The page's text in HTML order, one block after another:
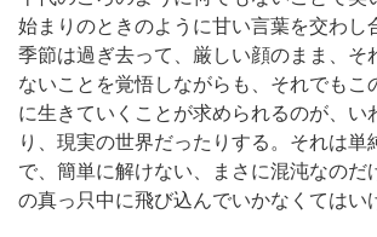
始まりのときのように甘い言葉を交わし
季節は過ぎ去って、厳しい顔のまま、そ
ないことを覚悟しながらも、それでもこ
に生きていくことが求められるのが、い
り、現実の世界だったりする。それは単
で、簡単に解けない、まさに混沌なのだ
の真っ只中に飛び込んでいかなくてはい